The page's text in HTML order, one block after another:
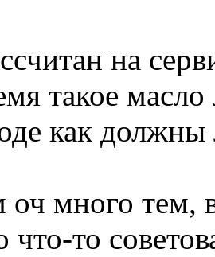
на
такое
как
много тем,
что-то